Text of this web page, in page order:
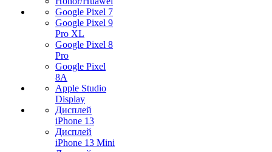
Google Pixel 7
Google Pixel 9
Pro XL
Google Pixel 8
Pro
Google Pixel
8A
Apple Studio
Display
Дисплей
iPhone 13
Дисплей
iPhone 13 Mini